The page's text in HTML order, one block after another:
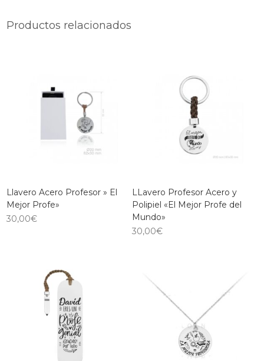
Productos relacionados
Llavero Acero Profesor » El
Mejor Profe»
30,00€
LLavero Profesor Acero y
Polipiel «El Mejor Profe del
Mundo»
30,00€